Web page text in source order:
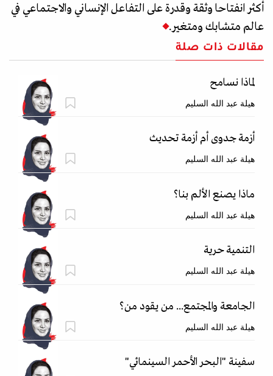
أكثر انفتاحا وثقة وقدرة على التفاعل الإنساني والاجتماعي في
عالم متشابك ومتغير.
مقالات ذات صلة
لماذا نسامح
هيلة عبد الله السليم
أزمة جدوى أم أزمة تحديث
هيلة عبد الله السليم
ماذا يصنع الألم بنا؟
هيلة عبد الله السليم
التنمية حرية
هيلة عبد الله السليم
الجامعة والمجتمع... من يقود من؟
هيلة عبد الله السليم
سفينة "البحر الأحمر السينمائي"